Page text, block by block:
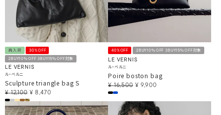
再入荷 30%OFF
2BUY10％OFF 3BUY15％OFF対象
LE VERNIS
ル・ベルニ
Sculpture triangle bag S
¥ 12,100 ¥ 8,470
40%OFF 2BUY10％OFF 3BUY15％OFF対象
LE VERNIS
ル・ベルニ
Poire boston bag
¥ 16,500 ¥ 9,900